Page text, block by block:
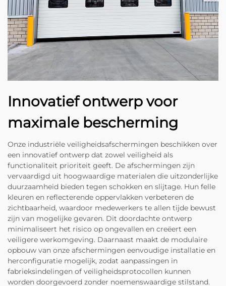
Innovatief ontwerp voor
maximale bescherming
Onze industriële veiligheidsafschermingen beschikken over
een innovatief ontwerp dat zowel veiligheid als
functionaliteit prioriteit geeft. De afschermingen zijn
vervaardigd uit hoogwaardige materialen die uitzonderlijke
duurzaamheid bieden tegen schokken en slijtage. Hun felle
kleuren en reflecterende oppervlakken verbeteren de
zichtbaarheid, waardoor medewerkers te allen tijde bewust
zijn van mogelijke gevaren. Dit doordachte ontwerp
minimaliseert het risico op ongevallen en creëert een
veiligere werkomgeving. Daarnaast maakt de modulaire
opbouw van onze afschermingen eenvoudige installatie en
herconfiguratie mogelijk, zodat aanpassingen in
fabrieksindelingen of veiligheidsprotocollen kunnen
worden doorgevoerd zonder noemenswaardige stilstand.